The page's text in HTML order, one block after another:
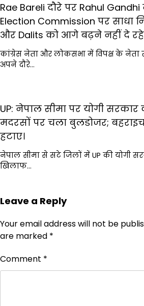
Rae Bareli दौरे पर Rahul
Election Commission पर साधा
और Dalits को आगे बढ़ने नहीं दे रहे
कांग्रेस नेता और लोकसभा में विपक्ष के नेता
अपने दौरे…
UP: नेपाल सीमा पर योगी
मदरसों पर चला बुलडोजर;
हटाए।
नेपाल सीमा से सटे जिलों में UP की योगी
खिलाफ…
Leave a Reply
Your email address will not be
are marked *
Comment *